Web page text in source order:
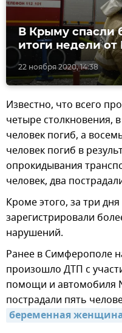
22 ноября 2020, 14:38
В Крыму спасли
итоги недели
Известно, что всего
четыре столкновения,
человек погиб, а
человек погиб в
опрокидывания
человек, два
Кроме этого, за три
зарегистрировали
нарушений.
Ранее в Симферополе
произошло ДТП с
помощи и автомобиля
пострадали пять
беременная